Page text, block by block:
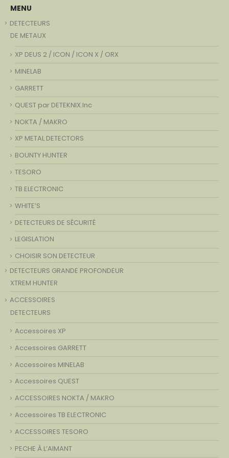
MENU
DETECTEURS
DE METAUX
XP DEUS 2 / ICON / ICON X / ORX
MINELAB
GARRETT
QUEST par DETEKNIX.Inc
NOKTA / MAKRO
XP METAL DETECTORS
BOUNTY HUNTER
TESORO
TB ELECTRONIC
WHITE’S
DETECTEURS DE SÉCURITÉ
LEGISLATION
CHOISIR SON DETECTEUR
DETECTEURS GRANDE PROFONDEUR
XTREM HUNTER
ACCESSOIRES
DETECTEURS
Accessoires XP
Accessoires GARRETT
Accessoires MINELAB
Accessoires QUEST
ACCESSOIRES NOKTA / MAKRO
Accessoires TB ELECTRONIC
ACCESSOIRES TESORO
PECHE À L’AIMANT